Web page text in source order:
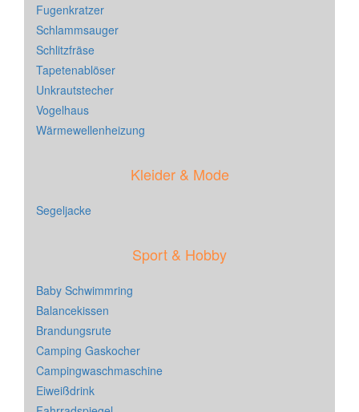
Fugenkratzer
Schlammsauger
Schlitzfräse
Tapetenablöser
Unkrautstecher
Vogelhaus
Wärmewellenheizung
Kleider & Mode
Segeljacke
Sport & Hobby
Baby Schwimmring
Balancekissen
Brandungsrute
Camping Gaskocher
Campingwaschmaschine
Eiweißdrink